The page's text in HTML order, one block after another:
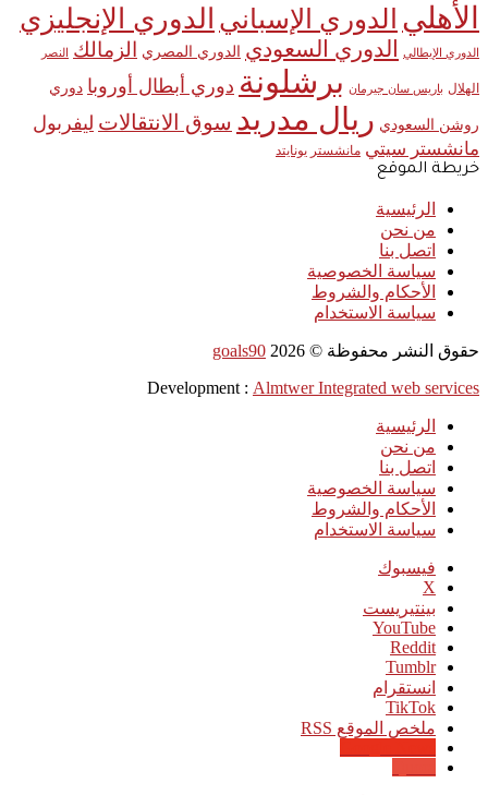
الأهلي الدوري الإسباني الدوري الإنجليزي
الدوري الإيطالي الدوري السعودي الدوري المصري الزمالك النصر
الهلال باريس سان جيرمان برشلونة دوري أبطال أوروبا دوري
روشن السعودي ريال مدريد سوق الانتقالات ليفربول
مانشستر سيتي مانشستر يونايتد
خريطة الموقع
الرئيسية
من نحن
اتصل بنا
سياسة الخصوصية
الأحكام والشروط
سياسة الاستخدام
حقوق النشر محفوظة © goals90 2026
Development : Almtwer Integrated web services
الرئيسية
من نحن
اتصل بنا
سياسة الخصوصية
الأحكام والشروط
سياسة الاستخدام
فيسبوك
‫X
بينتيريست
‫YouTube
انستقرام
‫TikTok
ملخص الموقع RSS